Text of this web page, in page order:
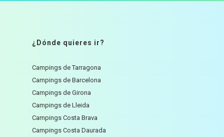
¿Dónde quieres ir?
Campings de Tarragona
Campings de Barcelona
Campings de Girona
Campings de Lleida
Campings Costa Brava
Campings Costa Daurada